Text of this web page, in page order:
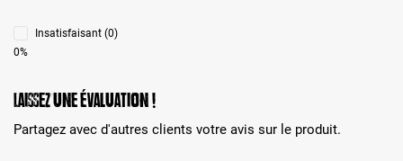
Insatisfaisant (0)
0%
Laissez une évaluation !
Partagez avec d'autres clients votre avis sur le produit.